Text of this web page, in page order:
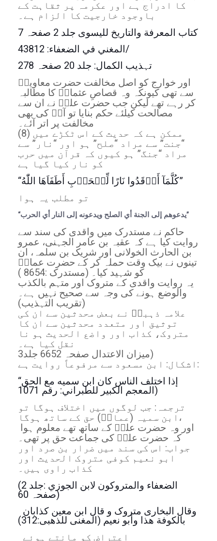
کا ادراج ہے اور عکرمہ پر ثقاہت کے
کتاب المعرفة والتاریخ للیسوی جلد 2 صفحہ 7
المغني في الضعفاء: 43812/
اور خوارج کو اصل مخالفت حضرت معاویہؓ
سے تھی کیونکہ وہ قصاصِ عثمانؓ کا مطالبہ
کر رہے تھے لیکن جب حضرت علیؓ نے ان سے
مصالحت کیلئے حکم بنایا تو آپؓ کی بھی
(8) ممکن ہے کہ حدیث کے اس ٹکڑے میں
“جنت” سے مراد “صلح” ہو اور “نار” سے
مراد “جنگ” ہو کیوں کہ قرآن میں حرب
کو نار کیا گیا ہے
“كُلَّمَآ أَو٘قَدُوا نَارًا لِّل٘حَر٘بِ أَطَفَاَهَا اللّٰهُ”
تو مطلب یہ ہوا
“يدعوهم إلى الجنة أي الصلح ويدعونه إلى النار أي الحرب”
حاکم نے مستدرک میں واقدی کی سند سے
روایت کیا ہے کہ عقبہ بن عامر الجہنی، عمرو
بن الحارث الخولانی اور شریک بن سلمہ، ان
تینوں نے بیک وقت حملہ کر کے حضرت عمارؓ
کو شہید کیا۔ (مستدرک :8654 )
یہ روایت واقدی کے متروک اور متہم بالکذب
والوضع ہونے کی وجہ سے صحیح نہیں ہے۔
(تقریب التہذيب)
علامہ ذہبیؒ نے بعض محدثین سے ان کی
توثیق اور متعدد محدثین سے ان کا
متروک، کذاب اور واضع الحدیث ہو نا
نقل کیا ہے۔
میزان الاعتدال صفحہ 6652 جلد3)
اشکال: ابن مسعود سے مرفوعاً روایت ہے:
“إذا اختلف الناس كان ابن سميه مع الحق
المعجم الكبير للطبراني: رقم 1071)
ترجمہ: جب لوگوں میں اختلاف ہوگا تو
ابن سمیہ (عمارؓ) حق کے ساتھ ہوگا،
کہ حضرت علیؓ کی جماعت حق پر تھی۔
جواب: اس کی سند میں ضرار بن صرد اور
ابو نعیم کوفی متروک الحدیث اور
کذاب راوی ہیں۔
(الضعفاء والمتروكون لابن الجوزي :جلد 2
صفحہ 60)
بالكوفة هذا وأبو نعیم (المغنى للذهبی:312)